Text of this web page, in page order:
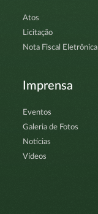
Atos
Licitação
Nota Fiscal Eletrônica
Imprensa
Eventos
Galeria de Fotos
Notícias
Vídeos